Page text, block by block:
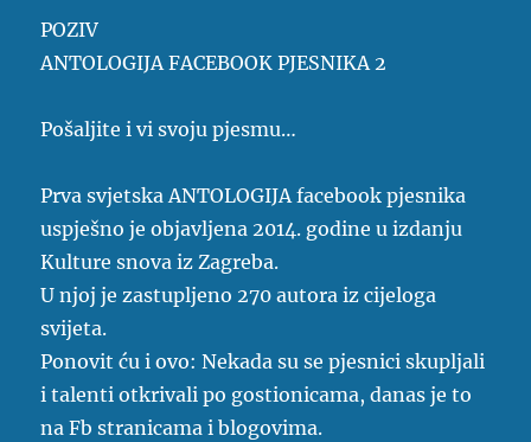
POZIV
ANTOLOGIJA FACEBOOK PJESNIKA 2
Pošaljite i vi svoju pjesmu…
Prva svjetska ANTOLOGIJA facebook pjesnika
uspješno je objavljena 2014. godine u izdanju
Kulture snova iz Zagreba.
U njoj je zastupljeno 270 autora iz cijeloga
svijeta.
Ponovit ću i ovo: Nekada su se pjesnici skupljali
i talenti otkrivali po gostionicama, danas je to
na Fb stranicama i blogovima.